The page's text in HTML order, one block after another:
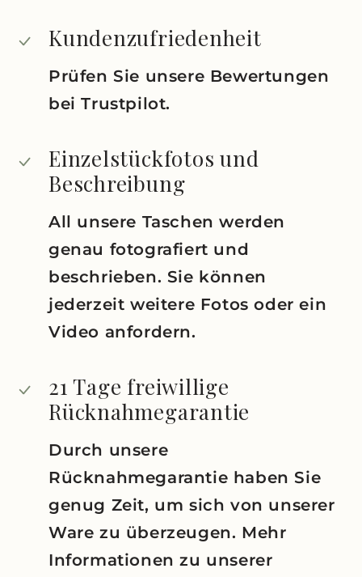
Kundenzufriedenheit
Prüfen Sie unsere Bewertungen
bei Trustpilot.
Einzelstückfotos und
Beschreibung
All unsere Taschen werden
genau fotografiert und
beschrieben. Sie können
jederzeit weitere Fotos oder ein
Video anfordern.
21 Tage freiwillige
Rücknahmegarantie
Durch unsere
Rücknahmegarantie haben Sie
genug Zeit, um sich von unserer
Ware zu überzeugen. Mehr
Informationen zu unserer